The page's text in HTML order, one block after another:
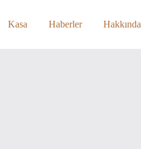
Kasa Haberler Hakkında